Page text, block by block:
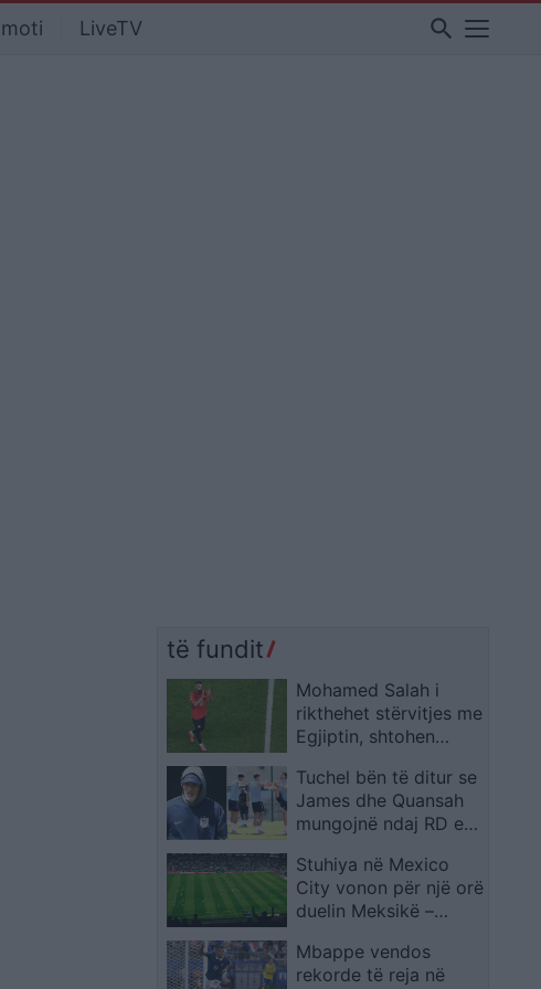
moti LiveTV search
të fundit
Mohamed Salah i
rikthehet stërvitjes me
Egjiptin, shtohen
ndaj Australisë
Tuchel bën të ditur se
James dhe Quansah
mungojnë ndaj RD e
Stuhiya në Mexico
City vonon për një orë
duelin Meksikë –
Mbappe vendos
rekorde të reja në